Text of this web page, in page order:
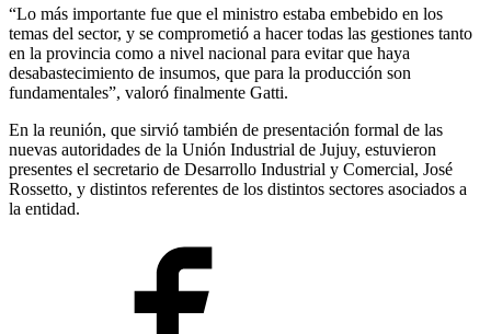
“Lo más importante fue que el ministro estaba embebido en los
temas del sector, y se comprometió a hacer todas las gestiones tanto
en la provincia como a nivel nacional para evitar que haya
desabastecimiento de insumos, que para la producción son
fundamentales”, valoró finalmente Gatti.
En la reunión, que sirvió también de presentación formal de las
nuevas autoridades de la Unión Industrial de Jujuy, estuvieron
presentes el secretario de Desarrollo Industrial y Comercial, José
Rossetto, y distintos referentes de los distintos sectores asociados a
la entidad.